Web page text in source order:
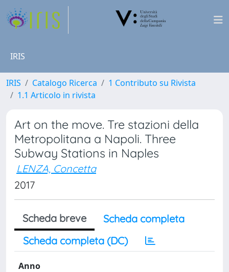
IRIS
IRIS Catalogo Ricerca
1 Contributo su Rivista
1.1 Articolo in rivista
Art on the move. Tre stazioni della
Metropolitana a Napoli. Three
Subway Stations in Naples
LENZA, Concetta
2017
Scheda breve
Scheda completa
Scheda completa (DC)
Anno